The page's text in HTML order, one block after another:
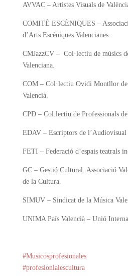
AVVAC – Artistes Visuals de
COMITÈ ESCÈNIQUES –
d’Arts Escèniques Valencianes.
CMJazzCV – Col·lectiu de músics
Valenciana.
COM – Col·lectiu Ovidi Montllor de
Valencià.
CPD – Col.lectiu de Professionals
EDAV – Escriptors de l’Audiovisual
FETI – Federació d’espais teatrals
GC – Gestió Cultural. Associació
de la Cultura.
SIMUV – Sindicat de la Música
UNIMA País Valencià – Unió
#Musicosprofesionales
#profesionlalescultura